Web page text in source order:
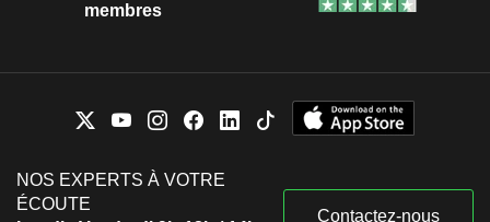
membres
NOS EXPERTS À VOTRE
ÉCOUTE
Contactez-nous